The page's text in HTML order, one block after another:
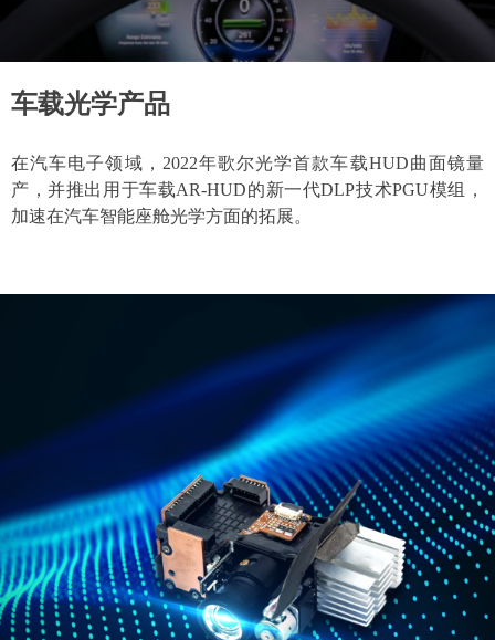
车载光学产品
在汽车电子领域，2022年歌尔光学首款车载HUD曲面镜量
产，并推出用于车载AR-HUD的新一代DLP技术PGU模组，
加速在汽车智能座舱光学方面的拓展。
车载光学产品
在汽车电子领域，2022年歌尔光学首款车载HUD曲面镜量
产，并推出用于车载AR-HUD的新一代DLP技术PGU模组，
加速在汽车智能座舱光学方面的拓展。